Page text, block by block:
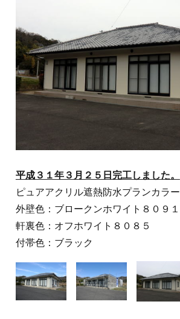
平成３１年３月２５日完工しました。
ピュアアクリル遮熱防水プランカラー
外壁色：ブロークンホワイト８０９１
軒裏色：オフホワイト８０８５
付帯色：ブラック